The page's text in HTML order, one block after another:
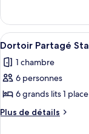
Dortoir
Partagé
Standard,
dortoir
mixte
le
type
de
Dortoir
Partagé
dortoir
mixte
Afficher
toutes
les
photos
pour
ce
13
Dortoir Partagé
1 chambre
6 personnes
6 grands lits 1 place
Plus de détails
Plus